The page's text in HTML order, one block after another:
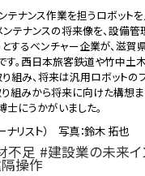
テナンス作業を担うロボット
メンテナンスの将来像を、設備
するベンチャー企業が、滋賀
す。西日本旅客鉄道や竹中土
組み、将来は汎用ロボットの
組みから将来に向けた構想
士にうかがいました。
ナリスト） 写真：鈴木 拓也
不足 建設業の未来イ
操作